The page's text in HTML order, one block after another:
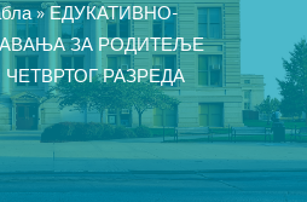
»ЕДУКАТИВНО-
ЗА РОДИТЕЉЕ
РАЗРЕДА